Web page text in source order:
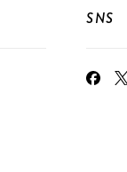
SNS